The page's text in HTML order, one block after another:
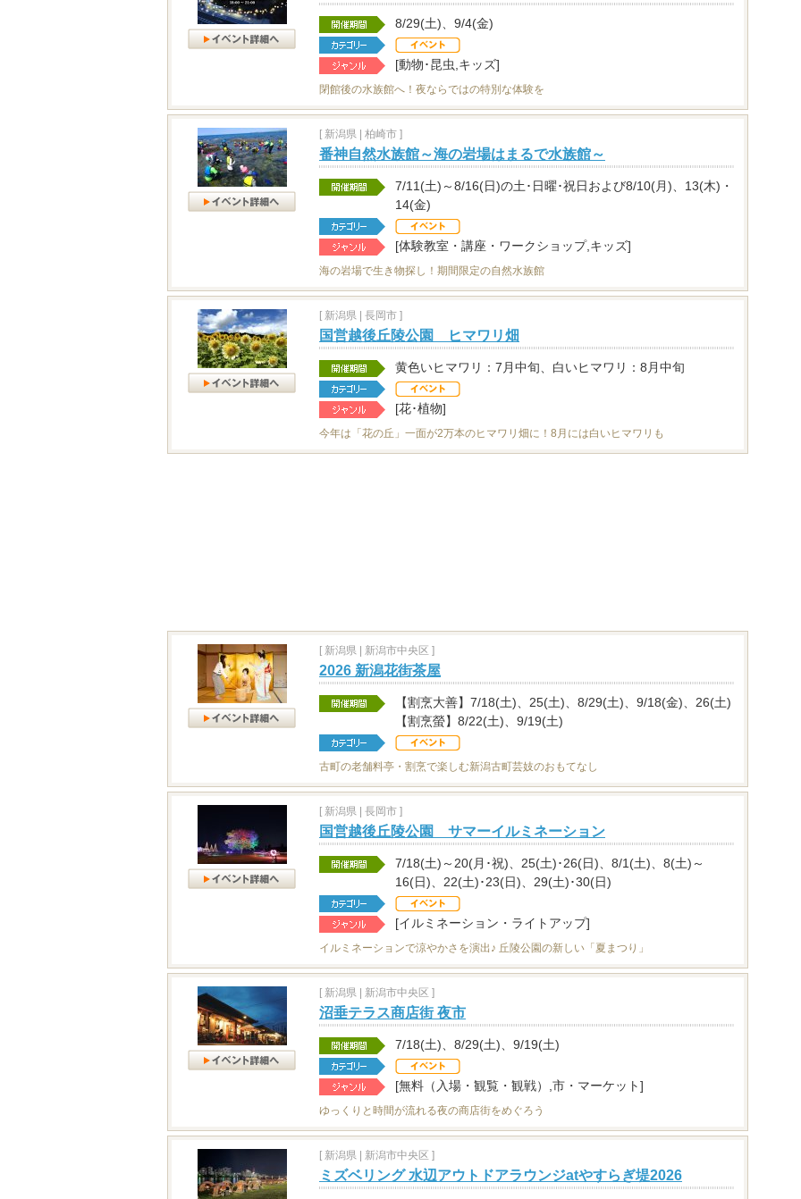
8/29(土)、9/4(金)
[動物･昆虫,キッズ]
閉館後の水族館へ！夜ならではの特別な体験を
[ 新潟県 柏崎市 ]
番神自然水族館～海の岩場はまるで水族館～
7/11(土)～8/16(日)の土･日曜･祝日および8/10(月)、13(木)・
14(金)
[体験教室・講座・ワークショップ,キッズ]
海の岩場で生き物探し！期間限定の自然水族館
[ 新潟県 長岡市 ]
国営越後丘陵公園 ヒマワリ畑
黄色いヒマワリ：7月中旬、白いヒマワリ：8月中旬
[花･植物]
今年は「花の丘」一面が2万本のヒマワリ畑に！8月には白いヒマワリも
[ 新潟県 新潟市中央区 ]
2026 新潟花街茶屋
【割烹大善】7/18(土)、25(土)、8/29(土)、9/18(金)、26(土)
【割烹螢】8/22(土)、9/19(土)
古町の老舗料亭・割烹で楽しむ新潟古町芸妓のおもてなし
[ 新潟県 長岡市 ]
国営越後丘陵公園 サマーイルミネーション
7/18(土)～20(月･祝)、25(土)･26(日)、8/1(土)、8(土)～
16(日)、22(土)･23(日)、29(土)･30(日)
[イルミネーション・ライトアップ]
イルミネーションで涼やかさを演出♪ 丘陵公園の新しい「夏まつり」
[ 新潟県 新潟市中央区 ]
沼垂テラス商店街 夜市
7/18(土)、8/29(土)、9/19(土)
[無料（入場・観覧・観戦）,市・マーケット]
ゆっくりと時間が流れる夜の商店街をめぐろう
[ 新潟県 新潟市中央区 ]
ミズベリング 水辺アウトドアラウンジatやすらぎ堤2026